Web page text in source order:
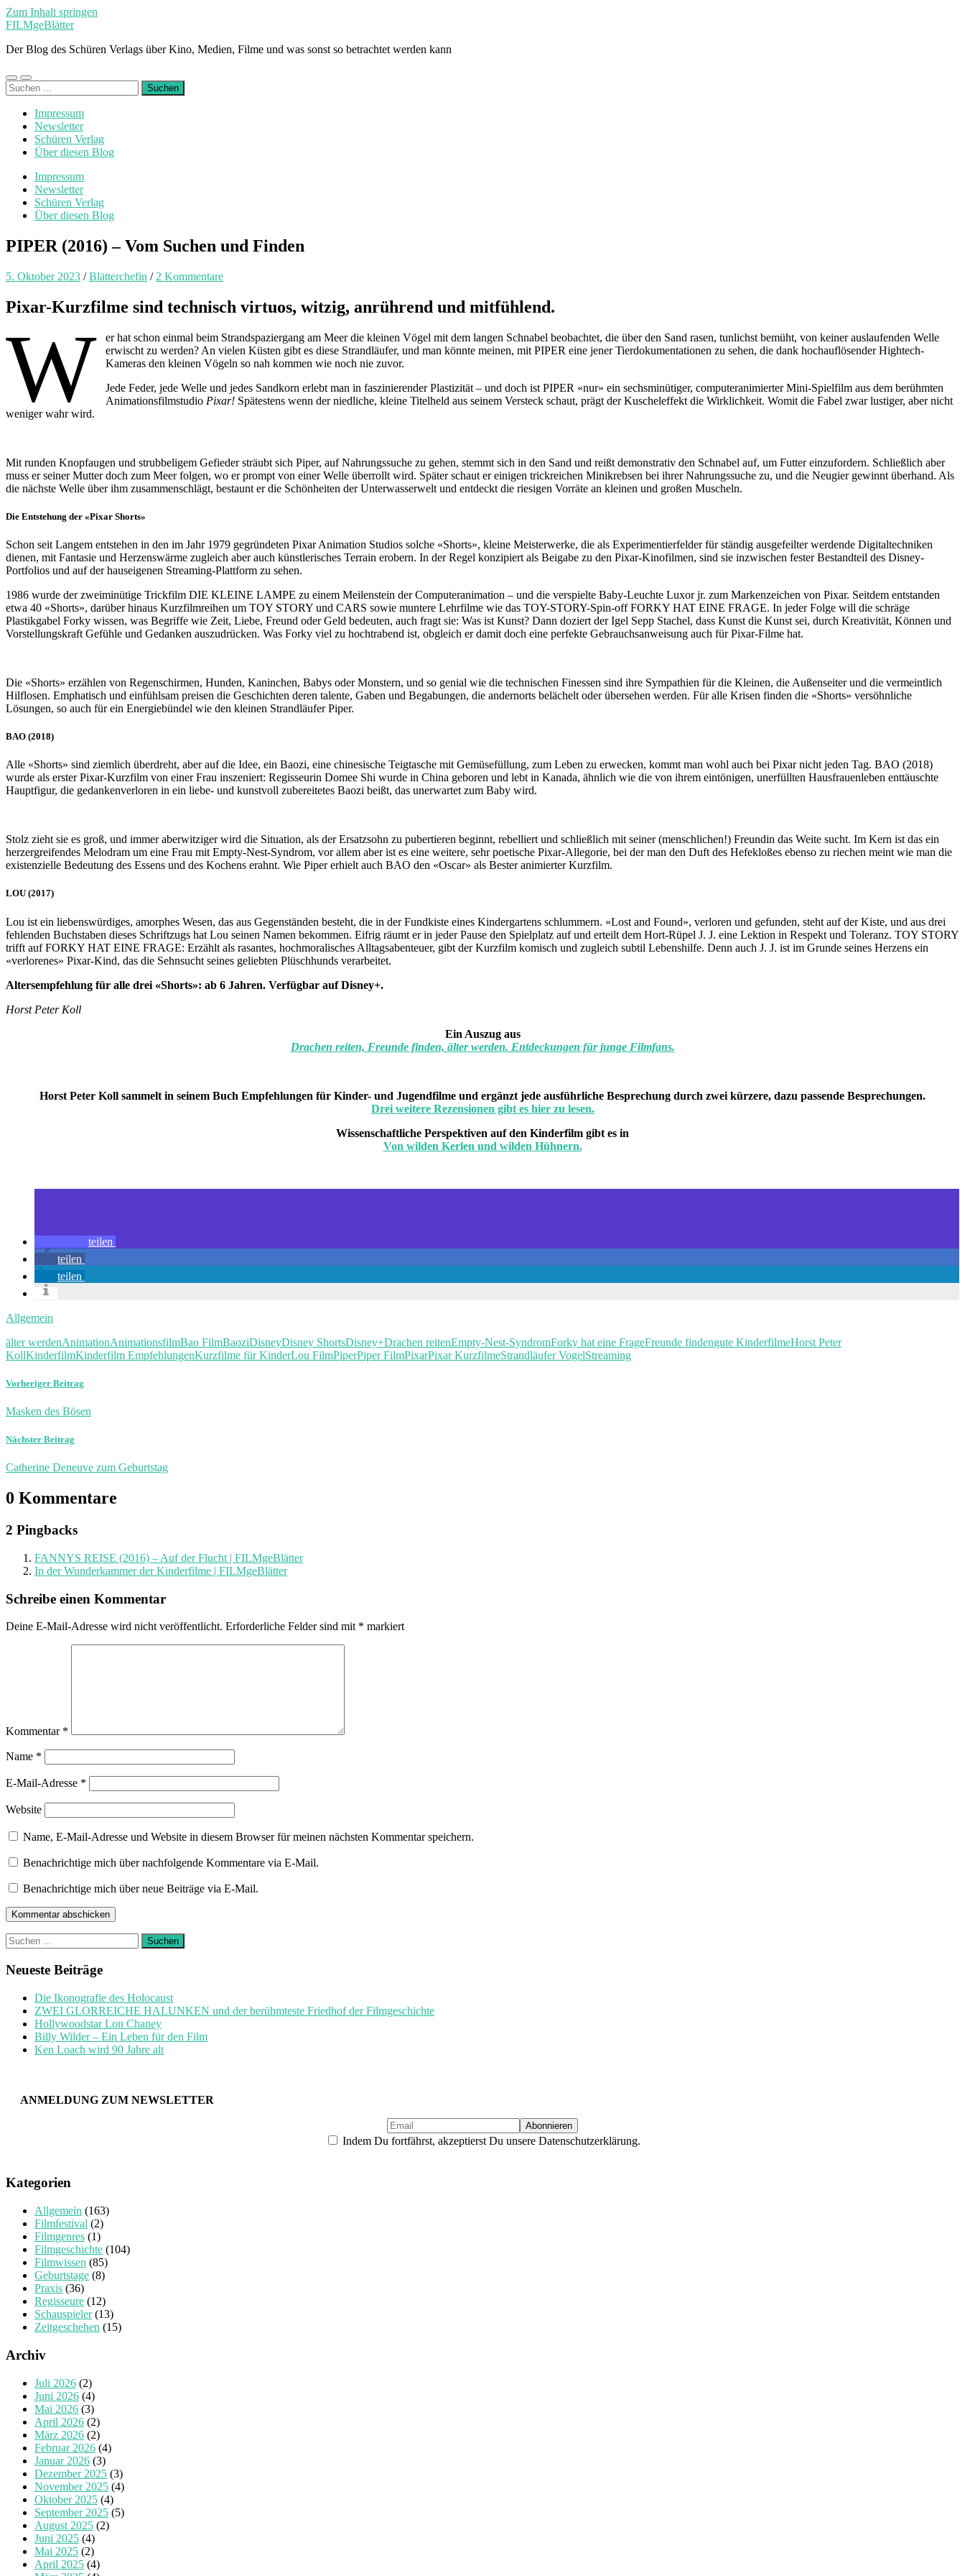
Zum Inhalt springen
FILMgeBlätter
Der Blog des Schüren Verlags über Kino, Medien, Filme und was sonst so betrachtet werden kann
Mobile-
Menü
Suchfeld
ein-/ausblenden
Suchen
nach:
Impressum
Newsletter
Schüren Verlag
Über diesen Blog
Impressum
Newsletter
Schüren Verlag
Über diesen Blog
PIPER (2016) – Vom Suchen und Finden
5. Oktober 2023 /Blätterchefin / 2 Kommentare
Pixar-Kurzfilme sind technisch virtuos, witzig, anrührend und mitfühlend.
W
er hat schon einmal beim Strandspaziergang am Meer die kleinen Vögel mit dem langen Schnabel beobachtet, die über den Sand rasen, tunlichst bemüht, von keiner auslaufenden Welle
erwischt zu werden? An vielen Küsten gibt es diese Strandläufer, und man könnte meinen, mit PIPER eine jener Tierdokumentationen zu sehen, die dank hochauflösender Hightech-
Kameras den kleinen Vögeln so nah kommen wie noch nie zuvor.
Jede Feder, jede Welle und jedes Sandkorn erlebt man in faszinierender Plastizität – und doch ist PIPER «nur» ein sechsminütiger, computeranimierter Mini-Spielfilm aus dem berühmten
Animationsfilmstudio Pixar! Spätestens wenn der niedliche, kleine Titelheld aus seinem Versteck schaut, prägt der Kuscheleffekt die Wirklichkeit. Womit die Fabel zwar lustiger, aber nicht
weniger wahr wird.
Mit runden Knopfaugen und strubbeligem Gefieder sträubt sich Piper, auf Nahrungssuche zu gehen, stemmt sich in den Sand und reißt demonstrativ den Schnabel auf, um Futter einzufordern. Schließlich aber
muss er seiner Mutter doch zum Meer folgen, wo er prompt von einer Welle überrollt wird. Später schaut er einigen trickreichen Minikrebsen bei ihrer Nahrungssuche zu, und die Neugier gewinnt überhand. Als
die nächste Welle über ihm zusammenschlägt, bestaunt er die Schönheiten der Unterwasserwelt und entdeckt die riesigen Vorräte an kleinen und großen Muscheln.
Die Entstehung der «Pixar Shorts»
Schon seit Langem entstehen in den im Jahr 1979 gegründeten Pixar Animation Studios solche «Shorts», kleine Meisterwerke, die als Experimentierfelder für ständig ausgefeilter werdende Digitaltechniken
dienen, mit Fantasie und Herzenswärme zugleich aber auch künstlerisches Terrain erobern. In der Regel konzipiert als Beigabe zu den Pixar-Kinofilmen, sind sie inzwischen fester Bestandteil des Disney-
Portfolios und auf der hauseigenen Streaming-Plattform zu sehen.
1986 wurde der zweiminütige Trickfilm DIE KLEINE LAMPE zu einem Meilenstein der Computeranimation – und die verspielte Baby-Leuchte Luxor jr. zum Markenzeichen von Pixar. Seitdem entstanden
etwa 40 «Shorts», darüber hinaus Kurzfilmreihen um TOY STORY und CARS sowie muntere Lehrfilme wie das TOY-STORY-Spin-off FORKY HAT EINE FRAGE. In jeder Folge will die schräge
Plastikgabel Forky wissen, was Begriffe wie Zeit, Liebe, Freund oder Geld bedeuten, auch fragt sie: Was ist Kunst? Dann doziert der Igel Sepp Stachel, dass Kunst die Kunst sei, durch Kreativität, Können und
Vorstellungskraft Gefühle und Gedanken auszudrücken. Was Forky viel zu hochtrabend ist, obgleich er damit doch eine perfekte Gebrauchsanweisung auch für Pixar-Filme hat.
Die «Shorts» erzählen von Regenschirmen, Hunden, Kaninchen, Babys oder Monstern, und so genial wie die technischen Finessen sind ihre Sympathien für die Kleinen, die Außenseiter und die vermeintlich
Hilflosen. Emphatisch und einfühlsam preisen die Geschichten deren talente, Gaben und Begabungen, die andernorts belächelt oder übersehen werden. Für alle Krisen finden die «Shorts» versöhnliche
Lösungen, so auch für ein Energiebündel wie den kleinen Strandläufer Piper.
BAO (2018)
Alle «Shorts» sind ziemlich überdreht, aber auf die Idee, ein Baozi, eine chinesische Teigtasche mit Gemüsefüllung, zum Leben zu erwecken, kommt man wohl auch bei Pixar nicht jeden Tag. BAO (2018)
wurde als erster Pixar-Kurzfilm von einer Frau inszeniert: Regisseurin Domee Shi wurde in China geboren und lebt in Kanada, ähnlich wie die von ihrem eintönigen, unerfüllten Hausfrauenleben enttäuschte
Hauptfigur, die gedankenverloren in ein liebe- und kunstvoll zubereitetes Baozi beißt, das unerwartet zum Baby wird.
Stolz zieht sie es groß, und immer aberwitziger wird die Situation, als der Ersatzsohn zu pubertieren beginnt, rebelliert und schließlich mit seiner (menschlichen!) Freundin das Weite sucht. Im Kern ist das ein
herzergreifendes Melodram um eine Frau mit Empty-Nest-Syndrom, vor allem aber ist es eine weitere, sehr poetische Pixar-Allegorie, bei der man den Duft des Hefekloßes ebenso zu riechen meint wie man die
existenzielle Bedeutung des Essens und des Kochens erahnt. Wie Piper erhielt auch BAO den «Oscar» als Bester animierter Kurzfilm.
LOU (2017)
Lou ist ein liebenswürdiges, amorphes Wesen, das aus Gegenständen besteht, die in der Fundkiste eines Kindergartens schlummern. «Lost and Found», verloren und gefunden, steht auf der Kiste, und aus drei
fehlenden Buchstaben dieses Schriftzugs hat Lou seinen Namen bekommen. Eifrig räumt er in jeder Pause den Spielplatz auf und erteilt dem Hort-Rüpel J. J. eine Lektion in Respekt und Toleranz. TOY STORY
trifft auf FORKY HAT EINE FRAGE: Erzählt als rasantes, hochmoralisches Alltagsabenteuer, gibt der Kurzfilm komisch und zugleich subtil Lebenshilfe. Denn auch J. J. ist im Grunde seines Herzens ein
«verlorenes» Pixar-Kind, das die Sehnsucht seines geliebten Plüschhunds verarbeitet.
Altersempfehlung für alle drei «Shorts»: ab 6 Jahren. Verfügbar auf Disney+.
Horst Peter Koll
Ein Auszug aus
Drachen reiten, Freunde finden, älter werden. Entdeckungen für junge Filmfans.
Horst Peter Koll sammelt in seinem Buch Empfehlungen für Kinder- und Jugendfilme und ergänzt jede ausführliche Besprechung durch zwei kürzere, dazu passende Besprechungen.
Drei weitere Rezensionen gibt es hier zu lesen.
Wissenschaftliche Perspektiven auf den Kinderfilm gibt es in
Von wilden Kerlen und wilden Hühnern.
teilen
teilen
teilen
Allgemein
älter werdenAnimationAnimationsfilmBao FilmBaoziDisneyDisney ShortsDisney+Drachen reitenEmpty-Nest-SyndromForky hat eine FrageFreunde findengute KinderfilmeHorst Peter
KollKinderfilmKinderfilm EmpfehlungenKurzfilme für KinderLou FilmPiperPiper FilmPixarPixar KurzfilmeStrandläufer VogelStreaming
Vorheriger Beitrag
Masken des Bösen
Nächster Beitrag
Catherine Deneuve zum Geburtstag
0 Kommentare
2 Pingbacks
FANNYS REISE (2016) – Auf der Flucht | FILMgeBlätter
In der Wunderkammer der Kinderfilme | FILMgeBlätter
Schreibe einen Kommentar
Deine E-Mail-Adresse wird nicht veröffentlicht. Erforderliche Felder sind mit * markiert
Kommentar *
Name *
E-Mail-Adresse *
Website
Name, E-Mail-Adresse und Website in diesem Browser für meinen nächsten Kommentar speichern.
Benachrichtige mich über nachfolgende Kommentare via E-Mail.
Benachrichtige mich über neue Beiträge via E-Mail.
Suchen
nach:
Neueste Beiträge
Die Ikonografie des Holocaust
ZWEI GLORREICHE HALUNKEN und der berühmteste Friedhof der Filmgeschichte
Hollywoodstar Lon Chaney
Billy Wilder – Ein Leben für den Film
Ken Loach wird 90 Jahre alt
ANMELDUNG ZUM NEWSLETTER
Indem Du fortfährst, akzeptierst Du unsere Datenschutzerklärung.
Kategorien
Allgemein (163)
Filmfestival (2)
Filmgenres (1)
Filmgeschichte (104)
Filmwissen (85)
Geburtstage (8)
Praxis (36)
Regisseure (12)
Schauspieler(13)
Zeitgeschehen (15)
Archiv
Juli 2026 (2)
Juni 2026 (4)
Mai 2026 (3)
April 2026 (2)
März 2026 (2)
Februar 2026 (4)
Januar 2026 (3)
Dezember 2025 (3)
November 2025 (4)
Oktober 2025 (4)
September 2025 (5)
August 2025 (2)
Juni 2025 (4)
Mai 2025 (2)
April 2025 (4)